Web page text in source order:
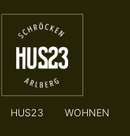
HUS23 WOHNEN